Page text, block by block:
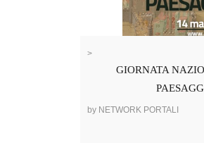
>
GIORNATA
by NETWORK PORTALI